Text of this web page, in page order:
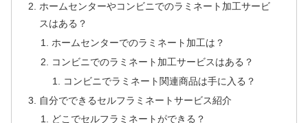
ホームセンターやコンビニでのラミネート加工サービ
スはある？
ホームセンターでのラミネート加工は？
コンビニでのラミネート加工サービスはある？
コンビニでラミネート関連商品は手に入る？
自分でできるセルフラミネートサービス紹介
どこでセルフラミネートができる？